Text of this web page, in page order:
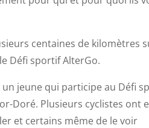
centaines de kilomètres
Défi sportif AlterGo.
jeune qui participe au Défi
Doré. Plusieurs cyclistes ont
et certains même de le voir